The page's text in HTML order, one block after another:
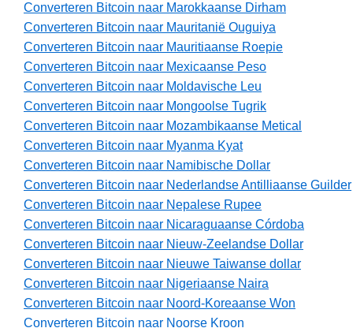
Converteren Bitcoin naar Marokkaanse Dirham
Converteren Bitcoin naar Mauritanië Ouguiya
Converteren Bitcoin naar Mauritiaanse Roepie
Converteren Bitcoin naar Mexicaanse Peso
Converteren Bitcoin naar Moldavische Leu
Converteren Bitcoin naar Mongoolse Tugrik
Converteren Bitcoin naar Mozambikaanse Metical
Converteren Bitcoin naar Myanma Kyat
Converteren Bitcoin naar Namibische Dollar
Converteren Bitcoin naar Nederlandse Antilliaanse Guilder
Converteren Bitcoin naar Nepalese Rupee
Converteren Bitcoin naar Nicaraguaanse Córdoba
Converteren Bitcoin naar Nieuw-Zeelandse Dollar
Converteren Bitcoin naar Nieuwe Taiwanse dollar
Converteren Bitcoin naar Nigeriaanse Naira
Converteren Bitcoin naar Noord-Koreaanse Won
Converteren Bitcoin naar Noorse Kroon